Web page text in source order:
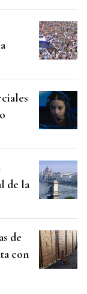
de la
de
con